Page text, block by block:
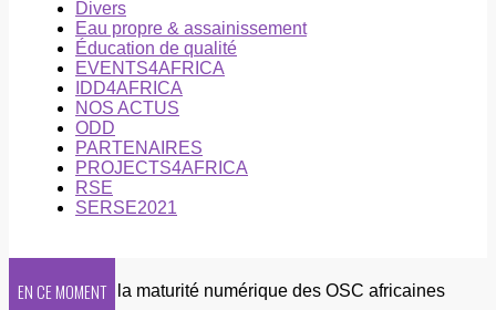
Divers
Eau propre & assainissement
Éducation de qualité
EVENTS4AFRICA
IDD4AFRICA
NOS ACTUS
ODD
PARTENAIRES
PROJECTS4AFRICA
RSE
SERSE2021
EN CE MOMENT
2026 sur la maturité numérique des OSC africaines